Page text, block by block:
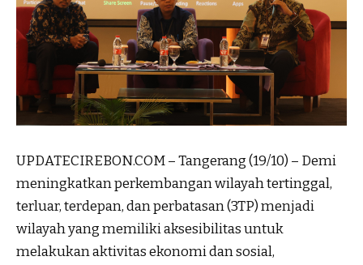
UPDATECIREBON.COM – Tangerang (19/10) – Demi
meningkatkan perkembangan wilayah tertinggal,
terluar, terdepan, dan perbatasan (3TP) menjadi
wilayah yang memiliki aksesibilitas untuk
melakukan aktivitas ekonomi dan sosial,